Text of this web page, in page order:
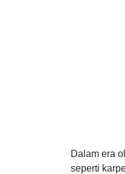
Dalam era
seperti